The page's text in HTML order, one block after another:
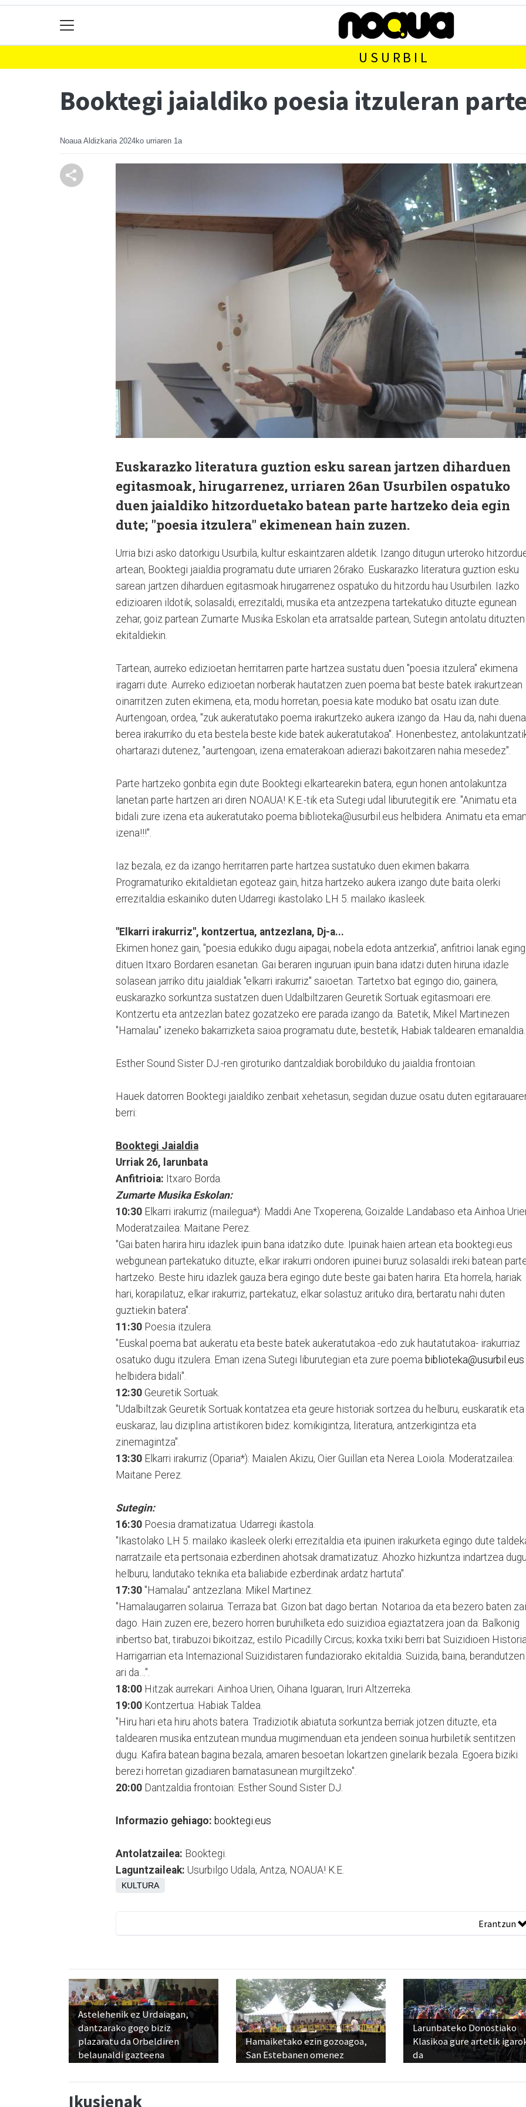
USURBIL
Booktegi jaialdiko poesia itzuleran
Noaua Aldizkaria 2024ko urriaren 1a
Euskarazko literatura guztion esku sarean jartzen diharduen
egitasmoak, hirugarrenez, urriaren 26an Usurbilen ospatuko
duen jaialdiko hitzorduetako batean parte hartzeko deia egin
dute; "poesia itzulera" ekimenean hain zuzen.
Urria bizi asko datorkigu Usurbila, kultur eskaintzaren aldetik. Izango ditugun urteroko
artean, Booktegi jaialdia programatu dute urriaren 26rako. Euskarazko literatura guztion esku
sarean jartzen diharduen egitasmoak hirugarrenez ospatuko du hitzordu hau Usurbilen. Iazko
edizioaren ildotik, solasaldi, errezitaldi, musika eta antzezpena tartekatuko dituzte egunean
zehar, goiz partean Zumarte Musika Eskolan eta arratsalde partean, Sutegin antolatu dituzten
ekitaldiekin.
Tartean, aurreko edizioetan herritarren parte hartzea sustatu duen "poesia itzulera" ekimena
iragarri dute. Aurreko edizioetan norberak hautatzen zuen poema bat beste batek irakurtzean
oinarritzen zuten ekimena, eta, modu horretan, poesia kate moduko bat osatu izan dute.
Aurtengoan, ordea, "zuk aukeratutako poema irakurtzeko aukera izango da. Hau da, nahi
berea irakurriko du eta bestela beste kide batek aukeratutakoa". Honenbestez,
ohartarazi dutenez, "aurtengoan, izena ematerakoan adierazi bakoitzaren nahia mesedez".
Parte hartzeko gonbita egin dute Booktegi elkartearekin batera, egun honen antolakuntza
lanetan parte hartzen ari diren NOAUA! K.E.-tik eta Sutegi udal liburutegitik ere. "Animatu eta
bidali zure izena eta aukeratutako poema biblioteka@usurbil.eus helbidera. Animatu eta
izena!!!".
Iaz bezala, ez da izango herritarren parte hartzea sustatuko duen ekimen bakarra.
Programaturiko ekitaldietan egoteaz gain, hitza hartzeko aukera izango dute baita olerki
errezitaldia eskainiko duten Udarregi ikastolako LH 5. mailako ikasleek.
"Elkarri irakurriz", kontzertua, antzezlana, Dj-a...
Ekimen honez gain, "poesia edukiko dugu aipagai, nobela edota antzerkia", anfitrioi lanak
dituen Itxaro Bordaren esanetan. Gai beraren inguruan ipuin bana idatzi duten hiruna idazle
solasean jarriko ditu jaialdiak "elkarri irakurriz" saioetan. Tartetxo bat egingo dio, gainera,
euskarazko sorkuntza sustatzen duen Udalbiltzaren Geuretik Sortuak egitasmoari ere.
Kontzertu eta antzezlan batez gozatzeko ere parada izango da. Batetik, Mikel Martinezen
"Hamalau" izeneko bakarrizketa saioa programatu dute, bestetik, Habiak taldearen emanaldia.
Esther Sound Sister DJ.-ren giroturiko dantzaldiak borobilduko du jaialdia frontoian.
Hauek datorren Booktegi jaialdiko zenbait xehetasun, segidan duzue osatu duten
berri:
Booktegi Jaialdia
Urriak 26, larunbata
Anfitrioia: Itxaro Borda.
Zumarte Musika Eskolan:
10:30 Elkarri irakurriz (mailegua*): Maddi Ane Txoperena, Goizalde Landabaso eta Ainhoa
Moderatzailea: Maitane Perez.
"Gai baten harira hiru idazlek ipuin bana idatziko dute. Ipuinak haien artean eta booktegi.eus
webgunean partekatuko dituzte, elkar irakurri ondoren ipuinei buruz solasaldi ireki batean
hartzeko. Beste hiru idazlek gauza bera egingo dute beste gai baten harira. Eta horrela, hariak
hari, korapilatuz, elkar irakurriz, partekatuz, elkar solastuz arituko dira, bertaratu nahi duten
guztiekin batera".
11:30 Poesia itzulera.
"Euskal poema bat aukeratu eta beste batek aukeratutakoa -edo zuk hautatutakoa- irakurriaz
osatuko dugu itzulera. Eman izena Sutegi liburutegian eta zure poema biblioteka@usurbil.eus
helbidera bidali".
12:30 Geuretik Sortuak.
"Udalbiltzak Geuretik Sortuak kontatzea eta geure historiak sortzea du helburu, euskaratik eta
euskaraz, lau diziplina artistikoren bidez: komikigintza, literatura, antzerkigintza eta
zinemagintza".
13:30 Elkarri irakurriz (Oparia*): Maialen Akizu, Oier Guillan eta Nerea Loiola. Moderatzailea:
Maitane Perez.
Sutegin:
16:30 Poesia dramatizatua: Udarregi ikastola.
"Ikastolako LH 5. mailako ikasleek olerki errezitaldia eta ipuinen irakurketa egingo dute
narratzaile eta pertsonaia ezberdinen ahotsak dramatizatuz. Ahozko hizkuntza indartzea
helburu, landutako teknika eta baliabide ezberdinak ardatz hartuta".
17:30 "Hamalau" antzezlana: Mikel Martinez.
"Hamalaugarren solairua. Terraza bat. Gizon bat dago bertan. Notarioa da eta bezero baten
dago. Hain zuzen ere, bezero horren buruhilketa edo suizidioa egiaztatzera joan da: Balkonig
inbertso bat, tirabuzoi bikoitzaz, estilo Picadilly Circus; koxka txiki berri bat Suizidioen
Harrigarrian eta Internazional Suizidistaren fundaziorako ekitaldia. Suizida, baina, berandutzen
ari da…".
18:00 Hitzak aurrekari: Ainhoa Urien, Oihana Iguaran, Iruri Altzerreka.
19:00 Kontzertua: Habiak Taldea.
"Hiru hari eta hiru ahots batera. Tradiziotik abiatuta sorkuntza berriak jotzen dituzte, eta
taldearen musika entzutean mundua mugimenduan eta jendeen soinua hurbiletik sentitzen
dugu. Kafira batean bagina bezala, amaren besoetan lokartzen ginelarik bezala. Egoera biziki
berezi horretan gizadiaren barnatasunean murgiltzeko".
20:00 Dantzaldia frontoian: Esther Sound Sister DJ.
Informazio gehiago: booktegi.eus
Antolatzailea: Booktegi.
Laguntzaileak: Usurbilgo Udala, Antza, NOAUA! K.E.
KULTURA
Erantzun
Astelehenik ez Urdaiagan,
dantzarako gogo biziz
plazaratu da Orbeldiren
belaunaldi gazteena
Hamaiketako ezin gozoagoa,
San Estebanen omenez
Larunbateko Donostiako
Klasikoa gure artetik
da
Ikusienak